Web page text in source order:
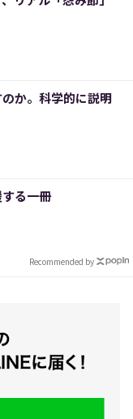
か。科学的に説明
る一冊
Recommended by